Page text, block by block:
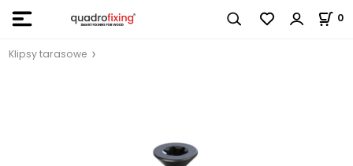
0
Klipsy tarasowe